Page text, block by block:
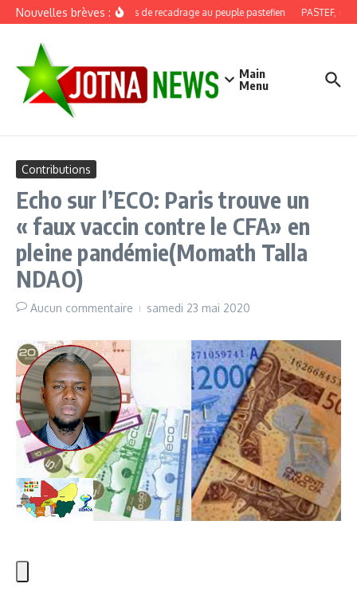
Aller au contenu
Nouvelles brèves :Discours de recadrage au peuple pastefien PASTEF,
Main
Menu
Contributions
Echo sur l’ECO: Paris trouve un
« faux vaccin contre le CFA» en
pleine pandémie(Momath Talla
NDAO)
Aucun commentaire samedi 23 mai 2020